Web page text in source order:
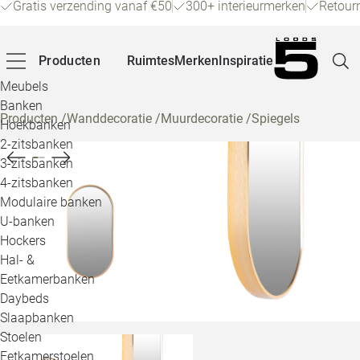
Gratis verzending vanaf €50 300+ interieurmerken
Producten
Meubels
Banken
Hoekbanken
2-zitsbanken
3-zitsbanken
4-zitsbanken
Modulaire banken
U-banken
Hockers
Hal- &
Eetkamerbanken
Daybeds
Slaapbanken
Stoelen
Eetkamerstoelen
RuimtesMerkenInspiratie
Producten/Wanddecoratie /Muurdecoratie /Spiegels